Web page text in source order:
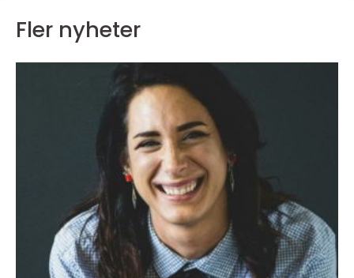
Fler nyheter